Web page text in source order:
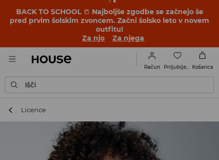
BACK TO SCHOOL 📒 Najboljše zgodbe se začnejo še
pred prvim šolskim zvoncem. Začni šolsko leto v novem
outfitu!
Za njo
Za njega
Račun Košarica
Išči
Licence